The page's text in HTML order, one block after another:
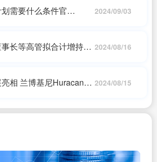
需要什么条件官
2024/09/03
长等高管拟合计增持公 2024/08/16
相 兰博基尼Huracan继 2024/08/15